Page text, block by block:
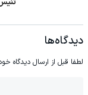
دیدگاه‌ها
لطفا قبل از ارسال دیدگاه